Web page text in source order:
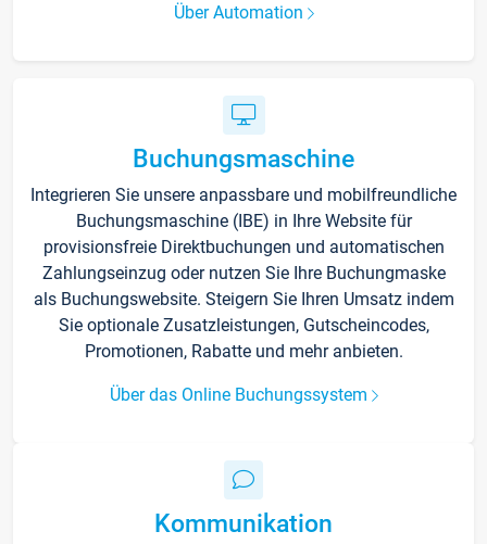
Über Automation
Buchungsmaschine
Integrieren Sie unsere anpassbare und mobilfreundliche
Buchungsmaschine (IBE) in Ihre Website für
provisionsfreie Direktbuchungen und automatischen
Zahlungseinzug oder nutzen Sie Ihre Buchungmaske
als Buchungswebsite. Steigern Sie Ihren Umsatz indem
Sie optionale Zusatzleistungen, Gutscheincodes,
Promotionen, Rabatte und mehr anbieten.
Über das Online Buchungssystem
Kommunikation